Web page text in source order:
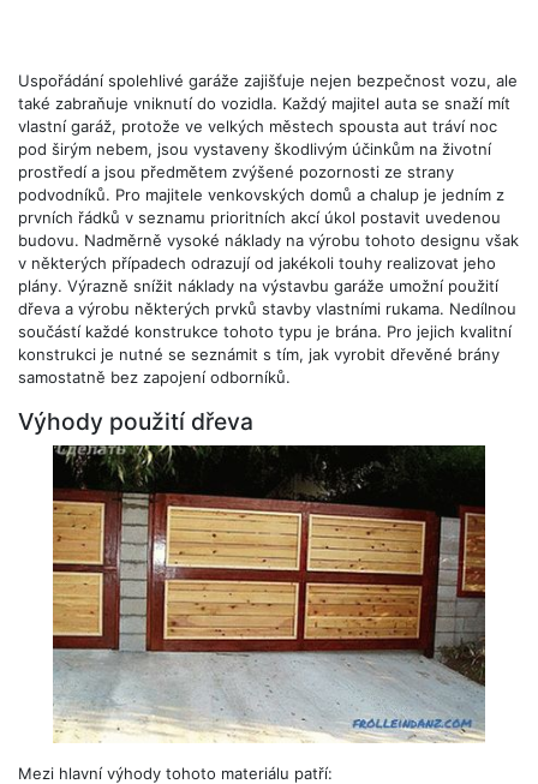
Uspořádání spolehlivé garáže zajišťuje nejen bezpečnost vozu, ale
také zabraňuje vniknutí do vozidla. Každý majitel auta se snaží mít
vlastní garáž, protože ve velkých městech spousta aut tráví noc
pod širým nebem, jsou vystaveny škodlivým účinkům na životní
prostředí a jsou předmětem zvýšené pozornosti ze strany
podvodníků. Pro majitele venkovských domů a chalup je jedním z
prvních řádků v seznamu prioritních akcí úkol postavit uvedenou
budovu. Nadměrně vysoké náklady na výrobu tohoto designu však
v některých případech odrazují od jakékoli touhy realizovat jeho
plány. Výrazně snížit náklady na výstavbu garáže umožní použití
dřeva a výrobu některých prvků stavby vlastními rukama. Nedílnou
součástí každé konstrukce tohoto typu je brána. Pro jejich kvalitní
konstrukci je nutné se seznámit s tím, jak vyrobit dřevěné brány
samostatně bez zapojení odborníků.
Výhody použití dřeva
Mezi hlavní výhody tohoto materiálu patří: